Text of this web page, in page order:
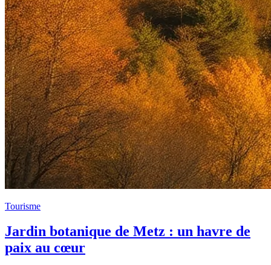
Tourisme
Jardin botanique de Metz : un havre de
paix au cœur